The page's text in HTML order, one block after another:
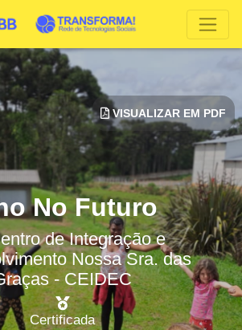
No Futuro
de Integração e
Nossa Sra. das
- CEIDEC
Certificada
VISUALIZAR EM PDF